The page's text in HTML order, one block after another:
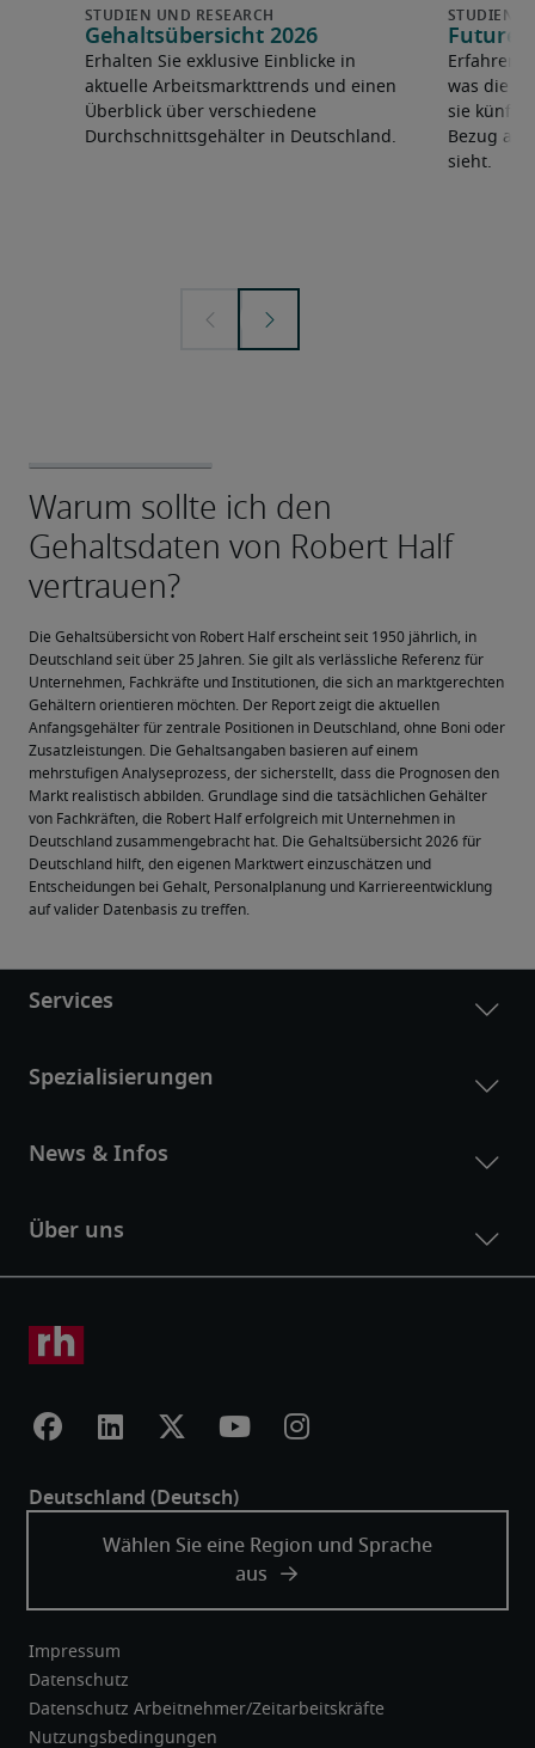
Gehaltsübersicht 2026
Erhalten Sie exklusive Einblicke in
aktuelle Arbeitsmarkttrends und einen
Überblick über verschiedene
Durchschnittsgehälter in Deutschland.
Future
Erfahren
was die
sie
Bezug
sieht.
Die Gehaltsübersicht von Robert Half erscheint seit 1950 jährlich, in
Deutschland seit über 25 Jahren. Sie gilt als verlässliche Referenz für
Unternehmen, Fachkräfte und Institutionen, die sich an marktgerechten
Gehältern orientieren möchten. Der Report zeigt die aktuellen
Anfangsgehälter für zentrale Positionen in Deutschland, ohne Boni oder
Zusatzleistungen. Die Gehaltsangaben basieren auf einem
mehrstufigen Analyseprozess, der sicherstellt, dass die Prognosen den
Markt realistisch abbilden. Grundlage sind die tatsächlichen Gehälter
von Fachkräften, die Robert Half erfolgreich mit Unternehmen in
Deutschland zusammengebracht hat. Die Gehaltsübersicht 2026 für
Deutschland hilft, den eigenen Marktwert einzuschätzen und
Entscheidungen bei Gehalt, Personalplanung und Karriereentwicklung
auf valider Datenbasis zu treffen.
Impressum
Datenschutz
Datenschutz Arbeitnehmer/Zeitarbeitskräfte
Nutzungsbedingungen